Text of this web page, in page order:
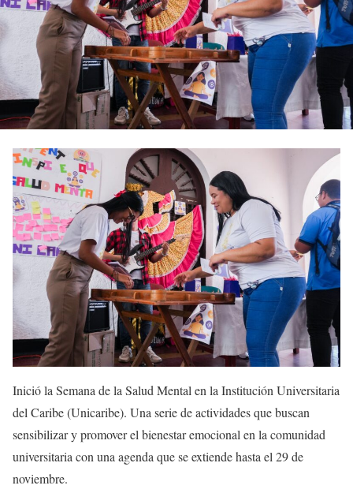
Inició la Semana de la Salud Mental en la Institución Universitaria
del Caribe (Unicaribe). Una serie de actividades que buscan
sensibilizar y promover el bienestar emocional en la comunidad
universitaria con una agenda que se extiende hasta el 29 de
noviembre.